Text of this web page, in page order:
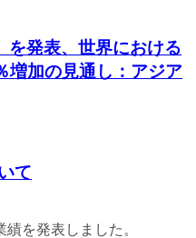
を発表、世界における
増加の見通し：アジア
て
を発表しました。